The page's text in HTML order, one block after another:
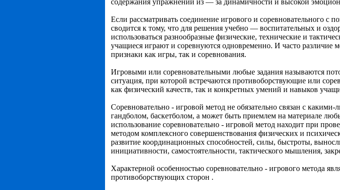
содержания упражнений из — за динамичности и высокой
Если рассматривать соединение игрового и соревновательного с
сводится к тому, что для решения учебно — воспитательных и
использоваться разнообразные физические, технические и
учащиеся играют и соревнуются одновременно. И часто различие
признаки как игры, так и соревнования.
Игровыми или соревновательными любые задания называются
ситуация, при которой встречаются противоборствующие или
как физический качеств, так и конкретных умений и навыков
Соревновательно - игровой метод не обязательно связан с
гандболом, баскетболом, а может быть приемлем на материале
использование соревновательно - игровой метод находит при
методом комплексного совершенствования физических и
развитие координационных способностей, силы, быстроты,
инициативности, самостоятельности, тактического мышления,
Характерной особенностью соревновательно - игрового метода
противоборствующих сторон .